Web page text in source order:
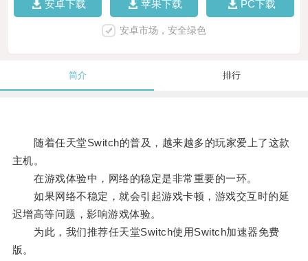
安卓下载 苹果下载 PC下载
安卓市场，安全绿色
简介 排行
随着任天堂Switch的普及，越来越多的玩家爱上了这款
主机。
在游戏体验中，网络的稳定是非常重要的一环。
如果网络不稳定，就会引起游戏卡顿，游戏交互时的延
迟增高等问题，影响游戏体验。
为此，我们推荐任天堂Switch使用Switch加速器免费
版。